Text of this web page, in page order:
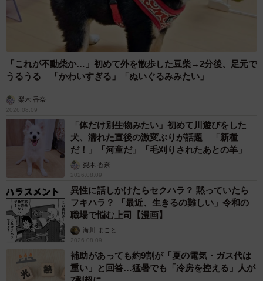
「これが不動柴か…」初めて外を散歩した豆柴→2分後、足元で
うるうる 「かわいすぎる」「ぬいぐるみみたい」
梨木 香奈
2026.08.09
「体だけ別生物みたい」初めて川遊びをした
犬、濡れた直後の激変ぶりが話題 「新種
だ！」「河童だ」「毛刈りされたあとの羊」
梨木 香奈
2026.08.09
異性に話しかけたらセクハラ？ 黙っていたら
フキハラ？ 「最近、生きるの難しい」令和の
職場で悩む上司【漫画】
海川 まこと
2026.08.09
補助があっても約9割が「夏の電気・ガス代は
重い」と回答…猛暑でも「冷房を控える」人が